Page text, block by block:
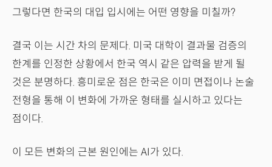
그렇다면 한국의 대입 입시에는 어떤 영향을 미칠까?
결국 이는 시간 차의 문제다. 미국 대학이 결과물 검증의
한계를 인정한 상황에서 한국 역시 같은 압력을 받게 될
것은 분명하다. 흥미로운 점은 한국은 이미 면접이나 논술
전형을 통해 이 변화에 가까운 형태를 실시하고 있다는
점이다.
이 모든 변화의 근본 원인에는 AI가 있다.